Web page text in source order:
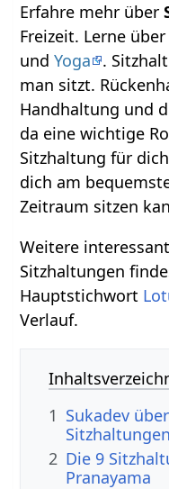
Erfahre mehr über
Freizeit. Lerne
undYoga
.
man sitzt.
Handhaltung und
da eine wichtige
Sitzhaltung für
dich am
Zeitraum sitzen
Weitere
Sitzhaltungen
Hauptstichwort
Verlauf.
1 Sukadev
Sitzhaltungen
2 Die 9
Pranayama